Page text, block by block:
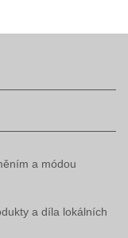
a módou
a díla lokálních